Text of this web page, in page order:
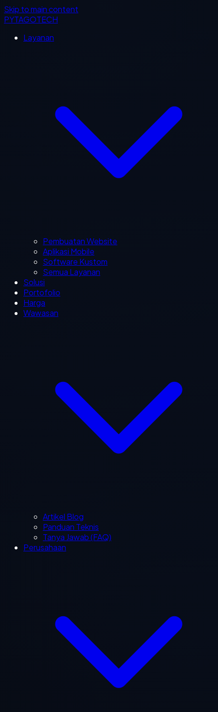
Skip to main content
PYTAGOTECH
Layanan
Pembuatan Website
Aplikasi Mobile
Software Kustom
Semua Layanan
Solusi
Portofolio
Harga
Wawasan
Artikel Blog
Panduan Teknis
Tanya Jawab (FAQ)
Perusahaan